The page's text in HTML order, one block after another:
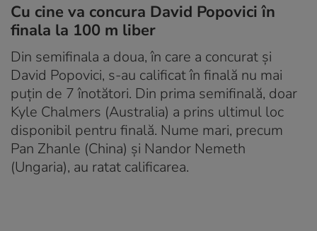
Cu cine va concura David Popovici în
finala la 100 m liber
Din semifinala a doua, în care a concurat și
David Popovici, s-au calificat în finală nu mai
puțin de 7 înotători. Din prima semifinală, doar
Kyle Chalmers (Australia) a prins ultimul loc
disponibil pentru finală. Nume mari, precum
Pan Zhanle (China) și Nandor Nemeth
(Ungaria), au ratat calificarea.